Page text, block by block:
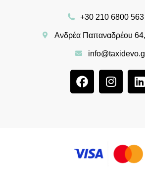
+30 210 6800
Ανδρέα Παπαναδρέου